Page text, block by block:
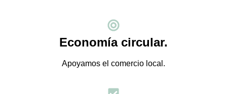
Economía circular.
Apoyamos el comercio local.